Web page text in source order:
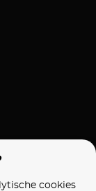
cookies